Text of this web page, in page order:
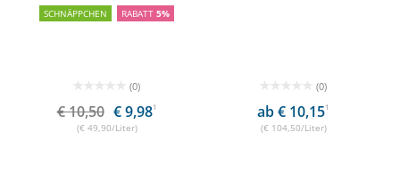
SCHNÄPPCHEN RABATT 5%
(0)
€ 10,50 € 9,981
(€ 49,90/Liter)
(0)
ab € 10,151
(€ 104,50/Liter)